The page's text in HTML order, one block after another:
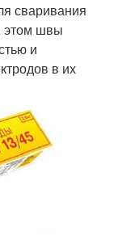
сваривания
этом швы
и
в их